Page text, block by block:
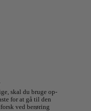
skal du bruge op-
for at gå til den
ved berøring